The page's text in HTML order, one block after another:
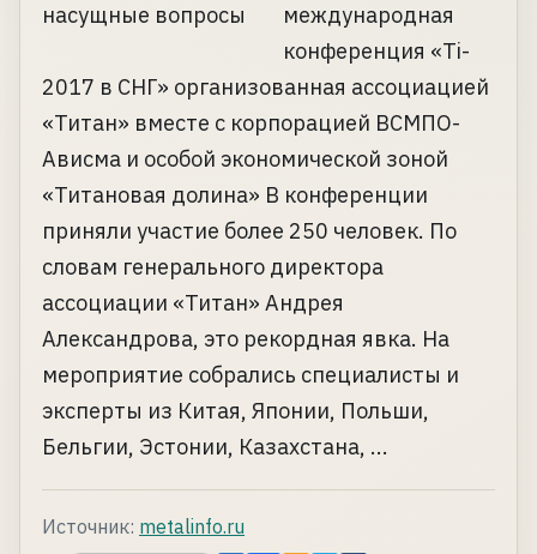
международная
конференция «Ti-
2017 в СНГ» организованная ассоциацией
«Титан» вместе с корпорацией ВСМПО-
Ависма и особой экономической зоной
«Титановая долина» В конференции
приняли участие более 250 человек. По
словам генерального директора
ассоциации «Титан» Андрея
Александрова, это рекордная явка. На
мероприятие собрались специалисты и
эксперты из Китая, Японии, Польши,
Бельгии, Эстонии, Казахстана, ...
Источник: metalinfo.ru